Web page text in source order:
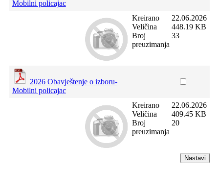
Mobilni policajac
Kreirano
Veličina
Broj
preuzimanja
22.06.2026
448.19 KB
33
2026 Obavještenje o izboru-
Mobilni policajac
Kreirano
Veličina
Broj
preuzimanja
22.06.2026
409.45 KB
20